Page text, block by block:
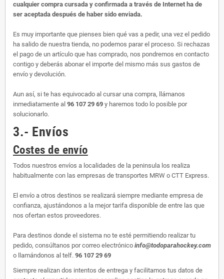
cualquier compra cursada y confirmada a través de Internet ha de
ser aceptada después de haber sido enviada.
Es muy importante que pienses bien qué vas a pedir, una vez el pedido
ha salido de nuestra tienda, no podemos parar el proceso. Si rechazas
el pago de un artículo que has comprado, nos pondremos en contacto
contigo y deberás abonar el importe del mismo más sus gastos de
envío y devolución.
Aun así, si te has equivocado al cursar una compra, llámanos
inmediatamente al 96 107 29 69 y haremos todo lo posible por
solucionarlo.
3.- Envíos
Costes de envío
Todos nuestros envíos a localidades de la peninsula los realiza
habitualmente con las empresas de transportes MRW o CTT Express.
El envío a otros destinos se realizará siempre mediante empresa de
confianza, ajustándonos a la mejor tarifa disponible de entre las que
nos ofertan estos proveedores.
Para destinos donde el sistema no te esté permitiendo realizar tu
pedido, consúltanos por correo electrónico info@todoparahockey.com
o llamándonos al telf. 96 107 29 69
Siempre realizan dos intentos de entrega y facilitamos tus datos de